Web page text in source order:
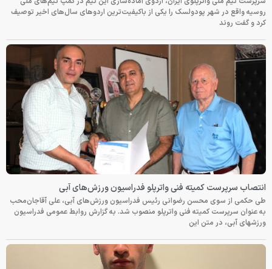
روسیه واقع در شهر پودولسک را یکی از باکیفیت‌ترین اردوهای سال‌های اخیر توصیف
کرد و گفت روند
انتصاب سرپرست کمیته فنی واترپلو فدراسیون ورزش‌های آبی
طی حکمی از سوی محسن رضوانی رئیس فدراسیون ورزش‌های آبی، علی آقاجان‌محب
به عنوان سرپرست کمیته فنی واترپلو منصوب شد. به گزارش روابط عمومی فدراسیون
ورزشهای آبی، در متن این